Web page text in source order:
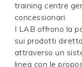
training centre
concessionari.
I LAB offrono la
sui prodotti
attraverso un
linea con le